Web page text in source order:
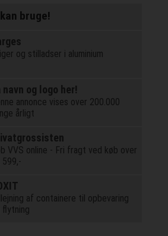
bruge!
og stilladser i aluminium
navn og logo her!
annonce vises over 200.000
årligt
VVS online - Fri fragt ved køb over
599,-
af containere til opbevaring
flytning